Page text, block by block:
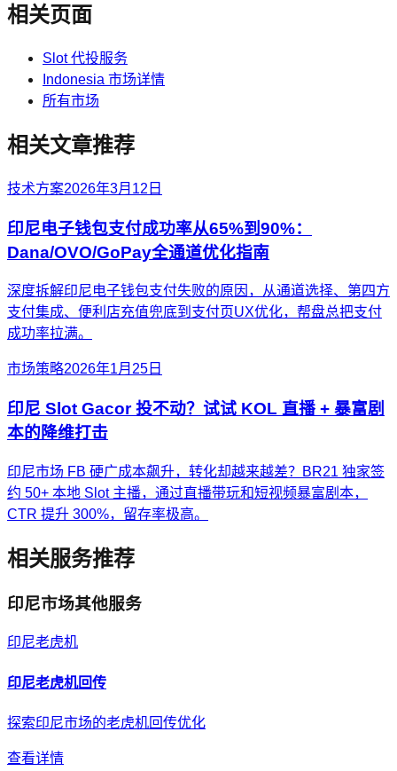
相关页面
Slot 代投服务
Indonesia 市场详情
所有市场
相关文章推荐
技术方案2026年3月12日
印尼电子钱包支付成功率从65%到90%：
Dana/OVO/GoPay全通道优化指南
深度拆解印尼电子钱包支付失败的原因，从通道选择、第四方
支付集成、便利店充值兜底到支付页UX优化，帮盘总把支付
成功率拉满。
市场策略2026年1月25日
印尼 Slot Gacor 投不动？试试 KOL 直播 + 暴富剧
本的降维打击
印尼市场 FB 硬广成本飙升，转化却越来越差？BR21 独家签
约 50+ 本地 Slot 主播，通过直播带玩和短视频暴富剧本，
CTR 提升 300%，留存率极高。
相关服务推荐
印尼市场其他服务
印尼老虎机
印尼老虎机回传
探索印尼市场的老虎机回传优化
查看详情